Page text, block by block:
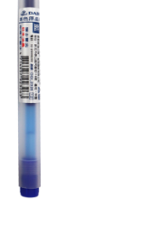
帳頁面顯示為準，若有關於
，請聯繫「AFTEE先享後付
support/home
先享後付」服務完成之交
將交易相關給付款項請求債
護人之同意方可使用
損失，本公司不負相關責